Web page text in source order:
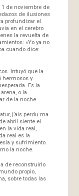
de noviembre de
de ilusiones
profundizar el
en el cerebro
la revuelta de
«Yo ya no
cuando dice:
Intuyó que la
hermosos y
Es la
o la
de la noche.
j’ais perdu ma
abril siente el
la vida real,
real es la
y sufrimiento.
la noche.
de reconstruirlo
propio,
sobre todas las